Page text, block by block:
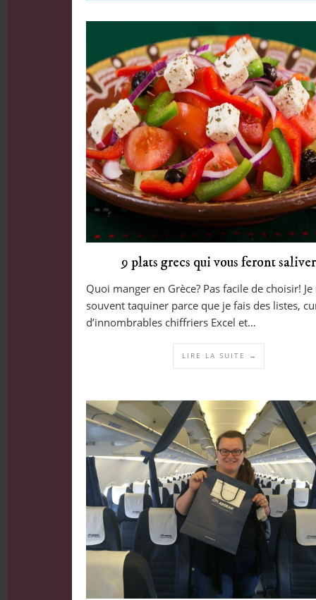
9 plats grecs qui vous feront saliver
Quoi manger en Grèce? Pas facile de choisir!
souvent taquiner parce que je fais des listes,
d’innombrables chiffriers Excel et…
LIRE LA SUITE →